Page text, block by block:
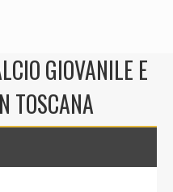
GIOVANILE E
TOSCANA